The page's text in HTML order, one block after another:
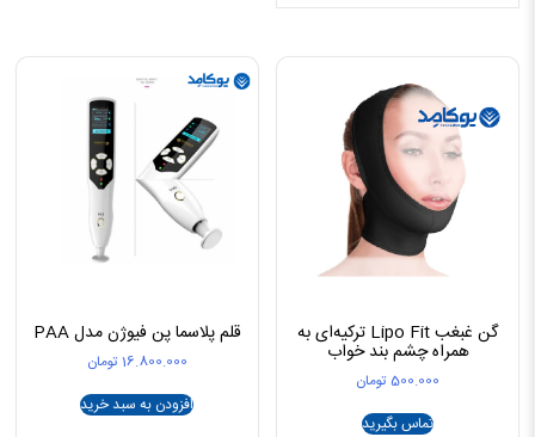
گن غبغب Lipo Fit ترکیه‌ای به
همراه چشم بند خواب
500.000 تومان
تماس بگیرید
قلم پلاسما پن فیوژن مدل PAA
16.800.000 تومان
افزودن به سبد خرید